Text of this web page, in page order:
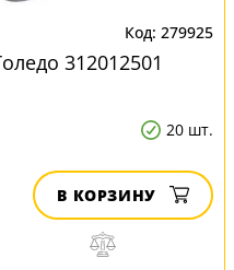
279925
312012501
20 шт.
В КОРЗИНУ